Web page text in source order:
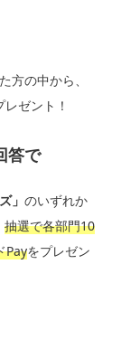
方の中から、
レゼント！
答で
」 のいずれか
抽選で各部門10
Payをプレゼン